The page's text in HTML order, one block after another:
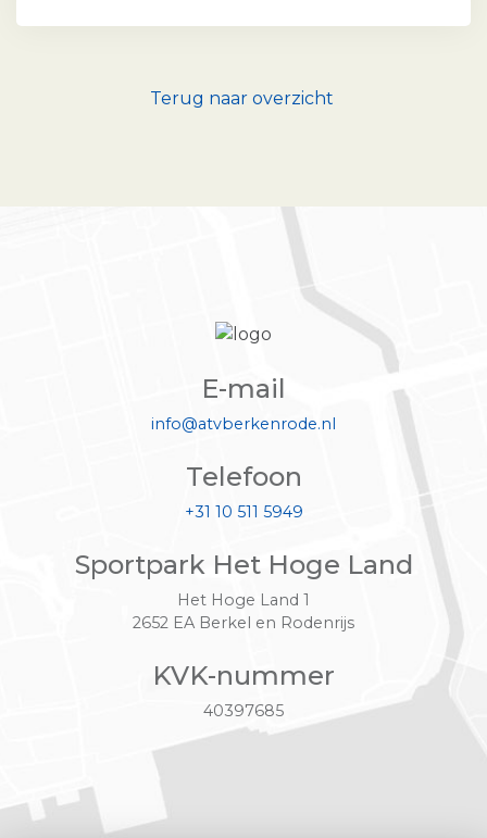
Terug naar overzicht
E-mail
info@atvberkenrode.nl
Telefoon
+31 10 511 5949
Sportpark Het Hoge Land
Het Hoge Land 1
2652 EA Berkel en Rodenrijs
KVK-nummer
40397685